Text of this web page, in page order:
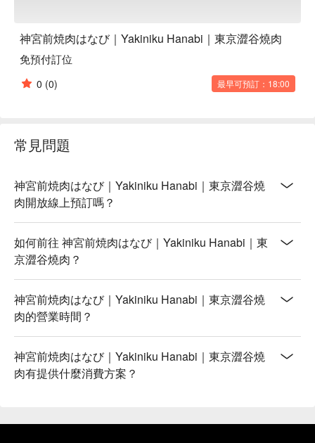
『神宮前焼肉はなび』在 Google 上擁有 4.5 顆星的亮眼高評
價，超過百則顧客評論都一致推薦這裡新鮮頂級的肉品與貼心
服務。許多人來過一次就變成老主顧，大讚肉質優異、口感絕
佳，搭配舒適的用餐氛圍，絕對是回訪率超高的東京燒肉首
餐廳地理位置超便利！距離東京 Metro 銀座線外苑前站只要步
行 5 分鐘，從表參道站走過來也只需 10 分鐘，不論是剛在表
能輕鬆抵達。店內氛圍融合了日式高雅與現代時尚，提供一個
既放鬆又充滿高級感的舒適空間，非常適合情侶約會、姐妹淘
現在就透過 FunNow 預訂「神宮前焼肉はなび」的座位，輕鬆
省去排隊與打電話的時間，讓您寶貴的日本自由行，每分每秒
都充滿驚喜與美味！
神宮前焼肉はなび｜Yakiniku Hanabi｜東京澀谷燒肉
免預付訂位
0 (0) 最早可預訂：18:00
常見問題
神宮前焼肉はなび｜Yakiniku Hanabi｜東京澀谷燒
肉開放線上預訂嗎？
如何前往 神宮前焼肉はなび｜Yakiniku Hanabi｜東
京澀谷燒肉？
神宮前焼肉はなび｜Yakiniku Hanabi｜東京澀谷燒
肉的營業時間？
神宮前焼肉はなび｜Yakiniku Hanabi｜東京澀谷燒
肉有提供什麼消費方案？